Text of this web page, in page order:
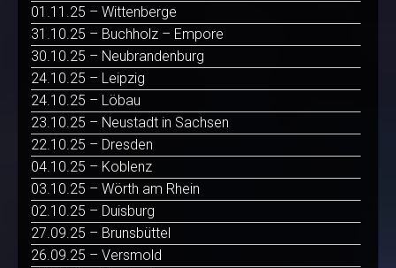
01.11.25 – Wittenberge
31.10.25 – Buchholz – Empore
30.10.25 – Neubrandenburg
24.10.25 – Leipzig
24.10.25 – Löbau
23.10.25 – Neustadt in Sachsen
22.10.25 – Dresden
04.10.25 – Koblenz
03.10.25 – Wörth am Rhein
02.10.25 – Duisburg
27.09.25 – Brunsbüttel
26.09.25 – Versmold